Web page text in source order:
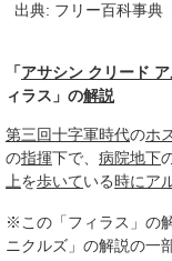
出典: フリー百科事典
「アサシン クリード
ィラス」の解説
第三回十字軍時代のホ
の指揮下で、 病院地下
上を歩いている時にア
※この「フィラス」の
ニクルズ」の解説の一